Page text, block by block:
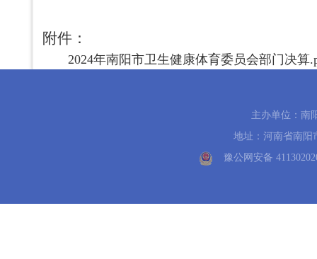
附件：
2024年南阳市卫生健康体育委员会部门决算
主办单位：南
地址：河南省南阳
豫公网安备